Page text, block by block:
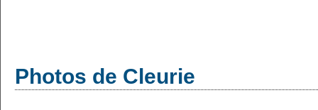
Photos de Cleurie